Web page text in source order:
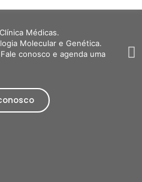
Médicas.
Molecular e Genética.
conosco e agenda uma